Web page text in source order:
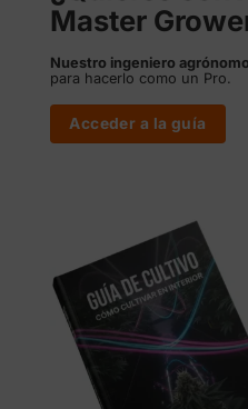
Master
Nuestro ingeniero agrónomo
para hacerlo como un Pro.
Acceder a la guía